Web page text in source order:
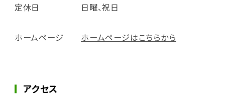
定休日 日曜、祝日
ホームページ ホームページはこちらから
アクセス